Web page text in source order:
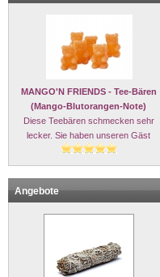
MANGO'N FRIENDS - Tee-Bären
(Mango-Blutorangen-Note)
Diese Teebären schmecken sehr
lecker. Sie haben unseren Gäst
Angebote